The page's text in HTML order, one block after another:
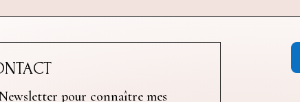
pour connaître mes